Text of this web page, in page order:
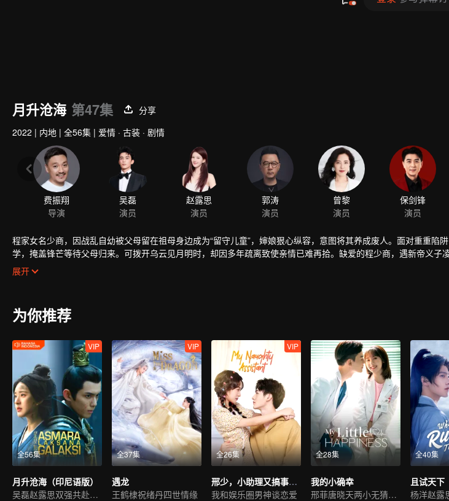
月升沧海 第47集
分享
2022 | 内地 | 全56集 | 爱情 · 古装 · 剧情
程家女名少商，因战乱自幼被父母留在祖母身边成为“留守儿童”，婶娘狠心纵容，意图将其养成废人。面对重重陷
学，掩盖锋芒等待父母归来。可拨开乌云见月明时，却因多年疏离致使亲情已难再拾。缺爱的程少商，遇新帝义子
楼垚，三人各有优劣。在选择适婚者上，程少商既自卑又务实，尽管情感之路颇多坎坷，但她从不后悔自己的每次
差阳错卷入了凌不疑的家庭与身世之谜中。种种事件，程少商屡立奇功，也从凌不疑的家庭关系中学会与父母相处
展开
为你推荐
全56集
VIP
月升沧海（印尼语版）
吴磊赵露思双强共赴天下
全37集
VIP
遇龙
王鹤棣祝绪丹四世情缘
全26集
VIP
邢少，小助理又搞事情了
我和娱乐圈男神谈恋爱
全28集
我的小确幸
邢菲唐晓天两小无猜甜恋
全40集
且试天下
杨洋赵露